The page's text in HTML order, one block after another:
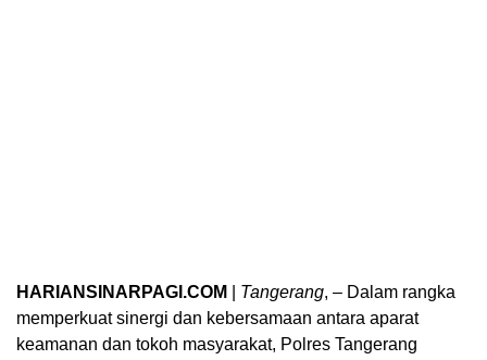
HARIANSINARPAGI.COM Tangerang, – Dalam rangka
memperkuat sinergi dan kebersamaan antara aparat
keamanan dan tokoh masyarakat, Polres Tangerang